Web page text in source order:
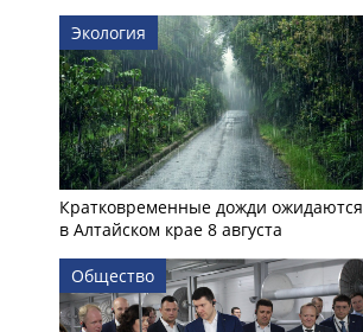
Экология
Кратковременные дожди ожидаются
в Алтайском крае 8 августа
Общество